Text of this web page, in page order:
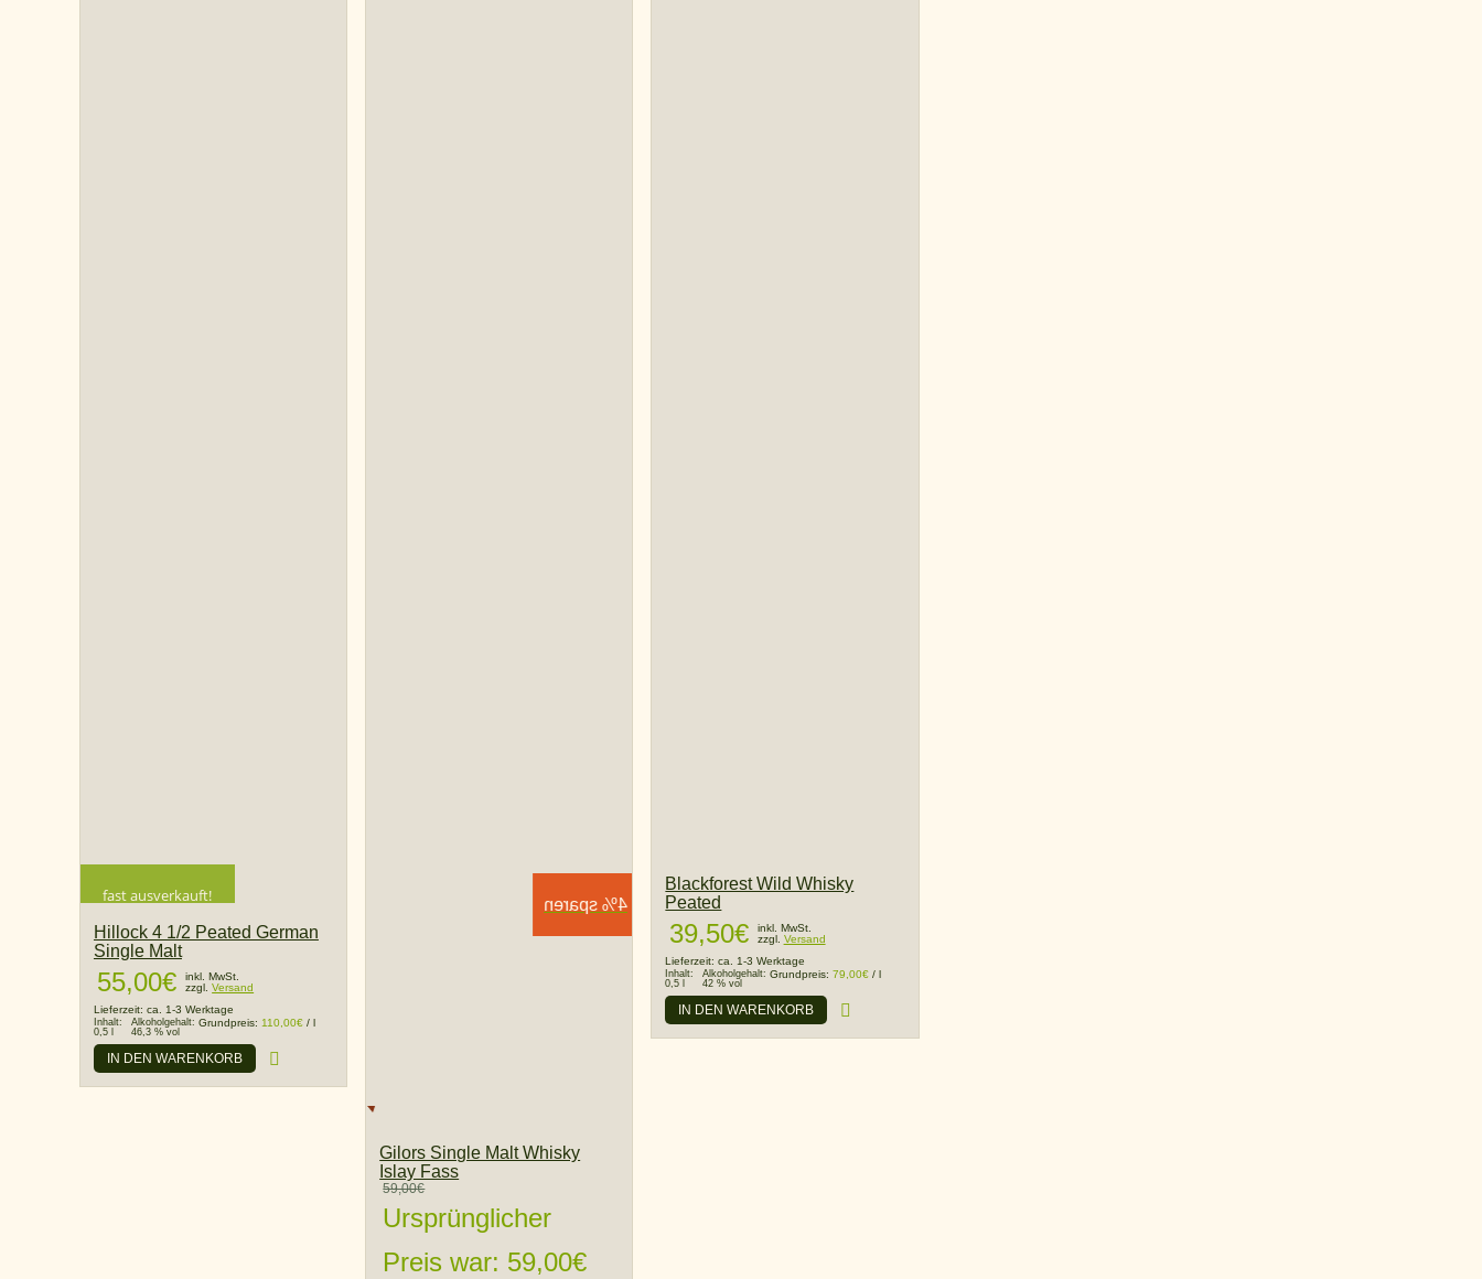
fast ausverkauft!
Hillock 4 1/2 Peated German
Single Malt
55,00€
inkl. MwSt.
zzgl.Versand
Lieferzeit: ca. 1-3 Werktage
Inhalt:
0,5 l
Alkoholgehalt:
46,3 % vol
Grundpreis: 110,00€/ l
IN DEN WARENKORB
4% sparen
Gilors Single Malt Whisky
Islay Fass
59,00€
Ursprünglicher
Preis war: 59,00€
Blackforest Wild Whisky
Peated
39,50€
inkl. MwSt.
zzgl. Versand
Lieferzeit:ca. 1-3 Werktage
Inhalt:
0,5 l
Alkoholgehalt:
42 % vol
Grundpreis:79,00€ /l
IN DEN WARENKORB